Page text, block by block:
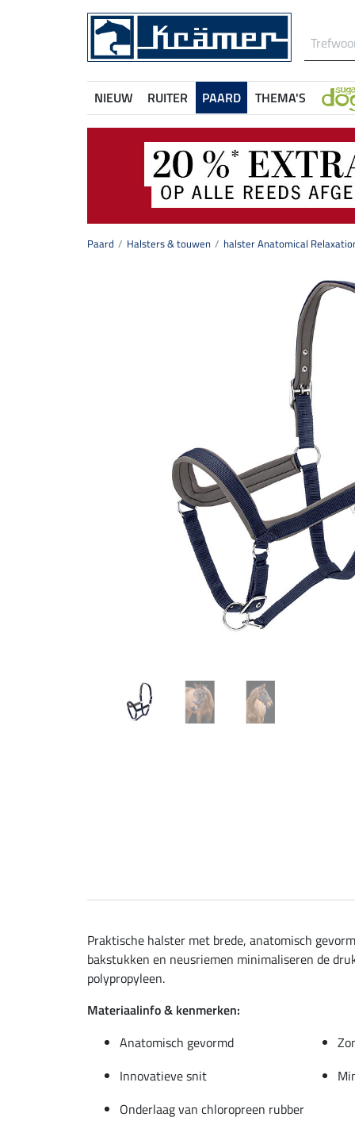
NIEUW RUITER PAARD THEMA'S
Paard Halsters & touwen halster Anatomical
Praktische halster met brede, anatomisch
bakstukken en neusriemen minimaliseren de
polypropyleen.
Materiaalinfo & kenmerken:
Anatomisch gevormd
Innovatieve snit
Onderlaag van chloropreen rubber